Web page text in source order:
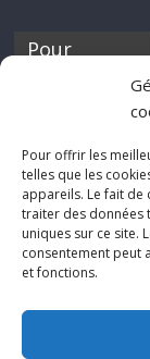
Pour offrir les
telles que les
appareils. Le fait de
traiter des données
uniques sur ce site.
consentement peut
et fonctions.
Pour
discothèque